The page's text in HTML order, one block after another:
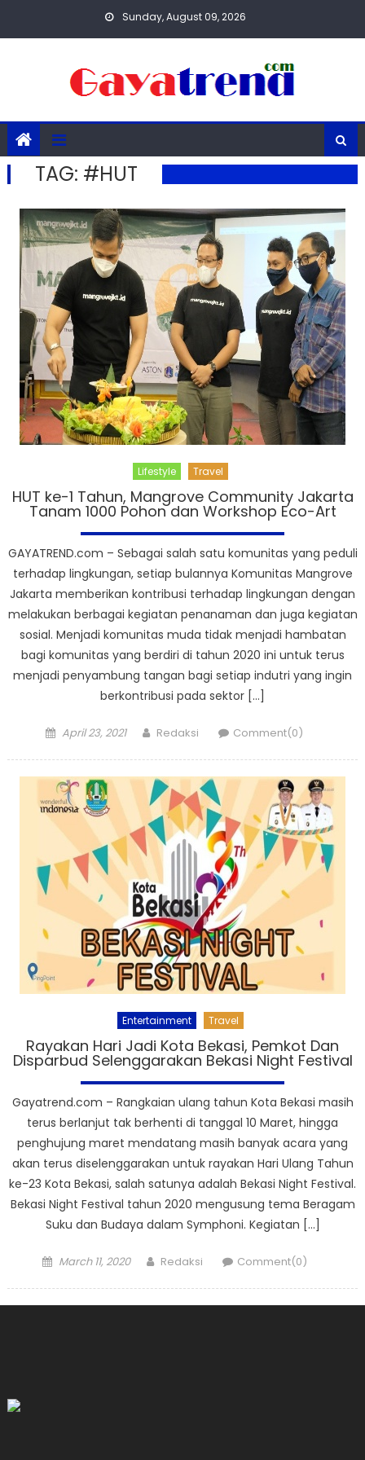
Sunday, August 09, 2026
TAG: #HUT
Lifestyle Travel
HUT ke-1 Tahun, Mangrove Community Jakarta
Tanam 1000 Pohon dan Workshop Eco-Art
GAYATREND.com – Sebagai salah satu komunitas yang peduli
terhadap lingkungan, setiap bulannya Komunitas Mangrove
Jakarta memberikan kontribusi terhadap lingkungan dengan
melakukan berbagai kegiatan penanaman dan juga kegiatan
sosial. Menjadi komunitas muda tidak menjadi hambatan
bagi komunitas yang berdiri di tahun 2020 ini untuk terus
menjadi penyambung tangan bagi setiap indutri yang ingin
berkontribusi pada sektor […]
Posted
April 23, 2021 Author
Redaksi Comment(0)
Entertainment Travel
Rayakan Hari Jadi Kota Bekasi, Pemkot Dan
Disparbud Selenggarakan Bekasi Night Festival
Gayatrend.com – Rangkaian ulang tahun Kota Bekasi masih
terus berlanjut tak berhenti di tanggal 10 Maret, hingga
penghujung maret mendatang masih banyak acara yang
akan terus diselenggarakan untuk rayakan Hari Ulang Tahun
ke-23 Kota Bekasi, salah satunya adalah Bekasi Night Festival.
Bekasi Night Festival tahun 2020 mengusung tema Beragam
Suku dan Budaya dalam Symphoni. Kegiatan […]
Posted
March 11, 2020 Author
Redaksi Comment(0)